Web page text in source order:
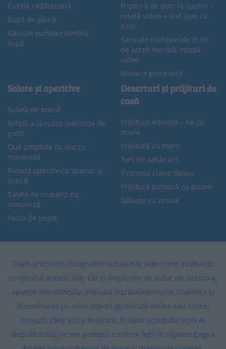
Ciorbă rădăuțeană
Supă de găină
Găluște pufoase pentru
supă
Friptură de porc la cuptor –
rețetă video + text (pas cu
pas)
Sarmale tradiționale în foi
de varză murată, rețetă
video
Musaca grecească
Salate și aperitive
Salată de boeuf
Salată a la russe (varianta de
post)
Ouă umplute cu sos cu
maioneză
Ruladă aperitiv cu spanac și
șuncă
Salată de ciuperci cu
maioneză
Pastă de pește
Deserturi și prăjituri de
casă
Prăjitura Albinița – foi cu
miere
Prăjitură cu mere
Tort de zahăr ars
Tiramisu clasic italian
Prăjitură pufoasă cu prune
Găluște cu prune
Toate articolele, fotografiile și clipurile video care alcătuiesc
conținutul acestui site, cât și drepturile de autor ale acestora,
aparțin deținătorului site-ului lauralaurentiu.ro. Copierea și
diseminarea pe orice suport (publicații online sau scrise,
broșuri, cărți etc) a acestora, în lipsa acordului scris al
deținătorului, se vor pedepsi conform legii în vigoare (Legea